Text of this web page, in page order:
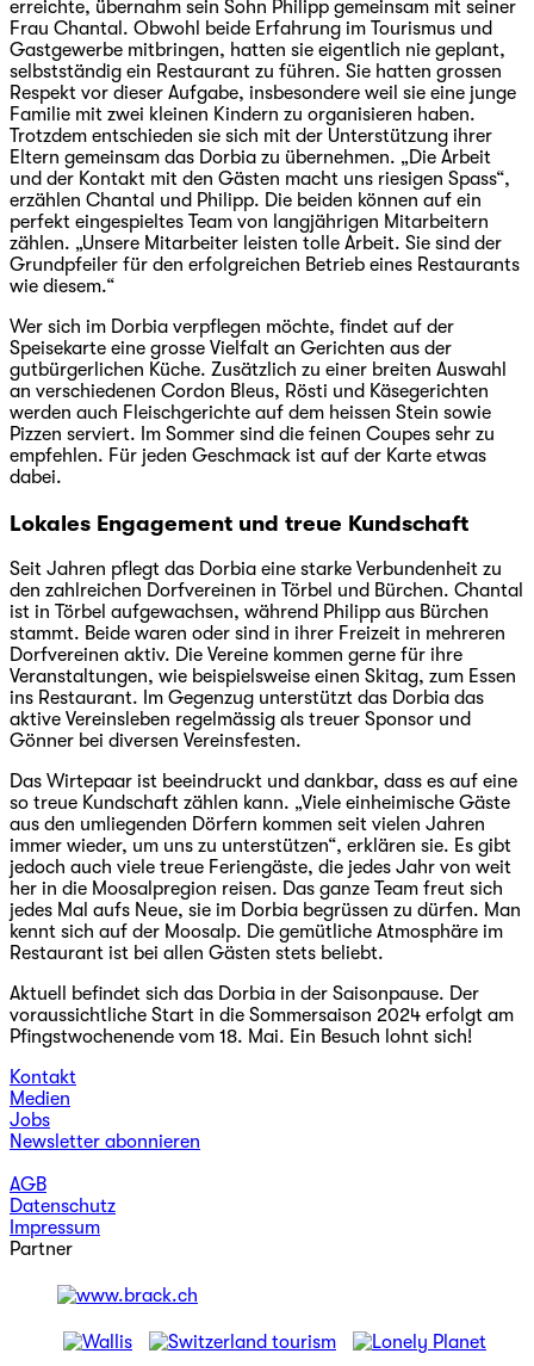
erreichte, übernahm sein Sohn Philipp gemeinsam mit seiner
Frau Chantal. Obwohl beide Erfahrung im Tourismus und
Gastgewerbe mitbringen, hatten sie eigentlich nie geplant,
selbstständig ein Restaurant zu führen. Sie hatten grossen
Respekt vor dieser Aufgabe, insbesondere weil sie eine junge
Familie mit zwei kleinen Kindern zu organisieren haben.
Trotzdem entschieden sie sich mit der Unterstützung ihrer
Eltern gemeinsam das Dorbia zu übernehmen. „Die Arbeit
und der Kontakt mit den Gästen macht uns riesigen Spass“,
erzählen Chantal und Philipp. Die beiden können auf ein
perfekt eingespieltes Team von langjährigen Mitarbeitern
zählen. „Unsere Mitarbeiter leisten tolle Arbeit. Sie sind der
Grundpfeiler für den erfolgreichen Betrieb eines Restaurants
wie diesem.“
Wer sich im Dorbia verpflegen möchte, findet auf der
Speisekarte eine grosse Vielfalt an Gerichten aus der
gutbürgerlichen Küche. Zusätzlich zu einer breiten Auswahl
an verschiedenen Cordon Bleus, Rösti und Käsegerichten
werden auch Fleischgerichte auf dem heissen Stein sowie
Pizzen serviert. Im Sommer sind die feinen Coupes sehr zu
empfehlen. Für jeden Geschmack ist auf der Karte etwas
dabei.
Lokales Engagement und treue Kundschaft
Seit Jahren pflegt das Dorbia eine starke Verbundenheit zu
den zahlreichen Dorfvereinen in Törbel und Bürchen. Chantal
ist in Törbel aufgewachsen, während Philipp aus Bürchen
stammt. Beide waren oder sind in ihrer Freizeit in mehreren
Dorfvereinen aktiv. Die Vereine kommen gerne für ihre
Veranstaltungen, wie beispielsweise einen Skitag, zum Essen
ins Restaurant. Im Gegenzug unterstützt das Dorbia das
aktive Vereinsleben regelmässig als treuer Sponsor und
Gönner bei diversen Vereinsfesten.
Das Wirtepaar ist beeindruckt und dankbar, dass es auf eine
so treue Kundschaft zählen kann. „Viele einheimische Gäste
aus den umliegenden Dörfern kommen seit vielen Jahren
immer wieder, um uns zu unterstützen“, erklären sie. Es gibt
jedoch auch viele treue Feriengäste, die jedes Jahr von weit
her in die Moosalpregion reisen. Das ganze Team freut sich
jedes Mal aufs Neue, sie im Dorbia begrüssen zu dürfen. Man
kennt sich auf der Moosalp. Die gemütliche Atmosphäre im
Restaurant ist bei allen Gästen stets beliebt.
Aktuell befindet sich das Dorbia in der Saisonpause. Der
voraussichtliche Start in die Sommersaison 2024 erfolgt am
Pfingstwochenende vom 18. Mai. Ein Besuch lohnt sich!
Kontakt
Medien
Jobs
Newsletter abonnieren
AGB
Datenschutz
Impressum
Partner